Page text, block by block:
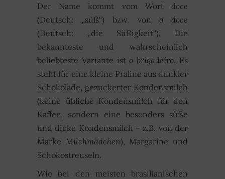
Der Name kommt vom Wort doce
(Deutsch: „süß“) bzw. von o doce
(Deutsch: „die Süßigkeit“). Die
bekannteste und wahrscheinlich
beliebteste Variante ist o brigadeiro. Es
steht für eine kleine Praline aus dunkler
Schokolade, gezuckerter Kondensmilch
(keine übliche Kondensmilch für den
Kaffee, sondern eine besonders süße
und dicke Kondensmilch – z.B. von der
Marke Milchmädchen), Margarine und
Schokostreuseln.
Wie bei den meisten brasilianischen